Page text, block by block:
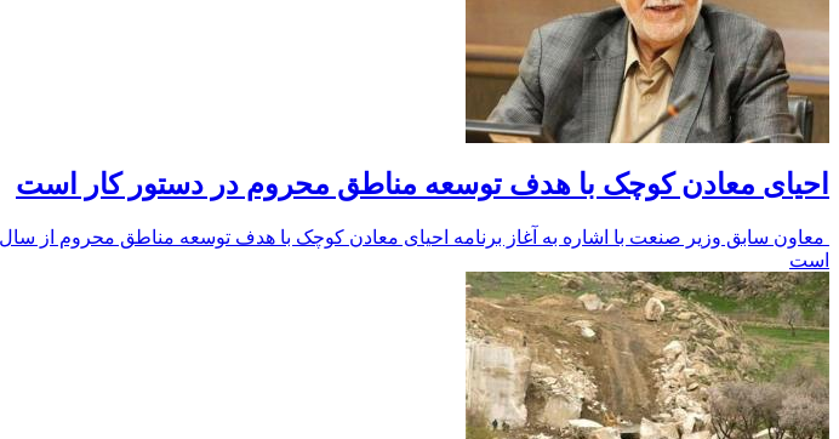
احیای معادن کوچک با هدف توسعه مناطق محروم در دستور کار است
است